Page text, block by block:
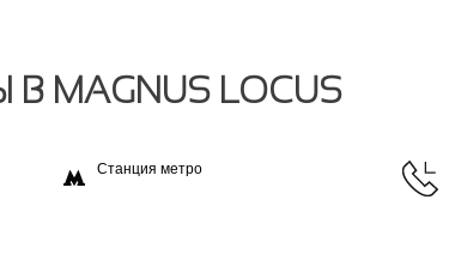
MAGNUS LOCUS
Станция метро